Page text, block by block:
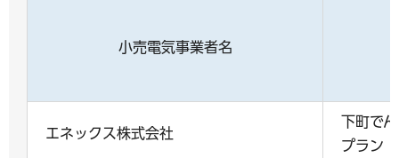
小売電気事業者名
エネックス株式会社
下町で
プラン